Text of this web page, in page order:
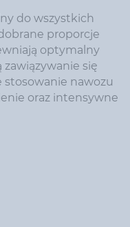
do wszystkich
proporcje
optymalny
zawiązywanie się
nawozu
oraz intensywne